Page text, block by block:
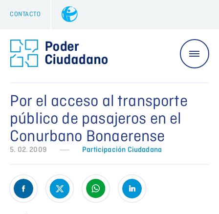
CONTACTO
Por el acceso al transporte
público de pasajeros en el
Conurbano Bonaerense
5. 02. 2009 Participación Ciudadana